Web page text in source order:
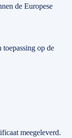
de Europese
op de
meegeleverd.